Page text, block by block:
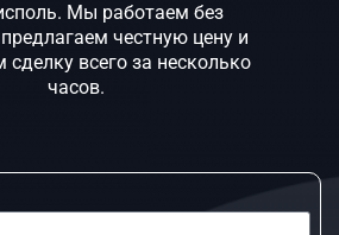
Мы работаем без
честную цену и
всего за несколько
часов.